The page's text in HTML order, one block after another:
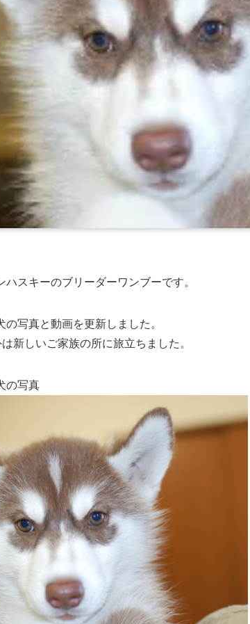
スキーのブリーダーワンブーです。
写真と動画を更新しました。
新しいご家族の所に旅立ちました。
の写真